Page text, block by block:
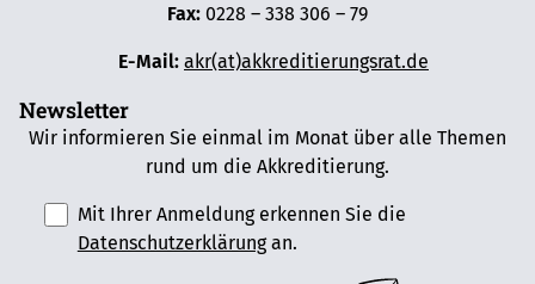
Fax: 0228 – 338 306 – 79
E-Mail: akr(at)akkreditierungsrat.de
Newsletter
Wir informieren Sie einmal im Monat über alle Themen
rund um die Akkreditierung.
Mit Ihrer Anmeldung erkennen Sie die
Datenschutzerklärungan.